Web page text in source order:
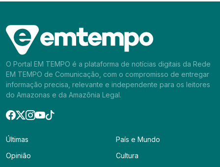
O Portal EM TEMPO é a plataforma de notícias digitais da Rede
EM TEMPO de Comunicação, com o compromisso de entregar
informação precisa, relevante e independente para os leitores
do Amazonas e da Amazônia Legal.
Últimas
Opinião
País e Mundo
Cultura